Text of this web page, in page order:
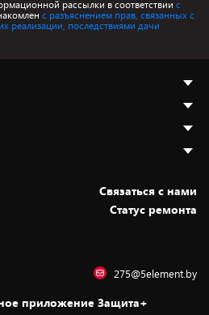
рассылки в соответствии с
с разъяснением прав, связанных с
реализации, последствиями дачи
Cвязаться с нами
Статус ремонта
275@5element.by
приложение Защита+